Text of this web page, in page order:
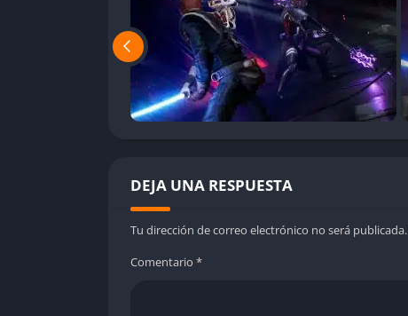
DEJA UNA RESPUESTA
Tu dirección de correo electrónico no será publicada.
Comentario *